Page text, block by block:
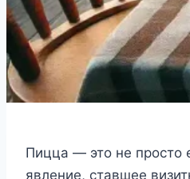
Пицца — это не просто
явление, ставшее